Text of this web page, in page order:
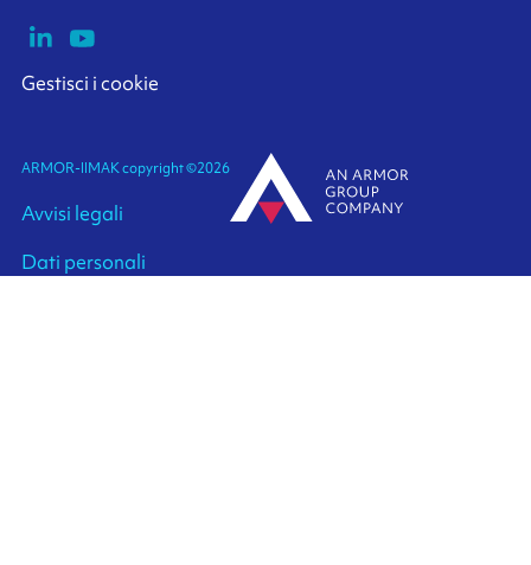
Gestisci i cookie
ARMOR-IIMAK copyright ©2026
Avvisi legali
Dati personali